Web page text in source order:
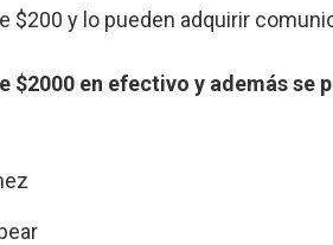
$200 y lo pueden adquirir
$2000 en efectivo y además se